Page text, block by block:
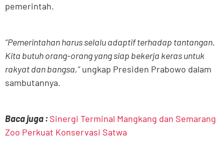
pemerintah.
“Pemerintahan harus selalu adaptif terhadap tantangan.
Kita butuh orang-orang yang siap bekerja keras untuk
rakyat dan bangsa,”ungkap Presiden Prabowo dalam
sambutannya.
Baca juga : Sinergi Terminal Mangkang dan Semarang
Zoo Perkuat Konservasi Satwa